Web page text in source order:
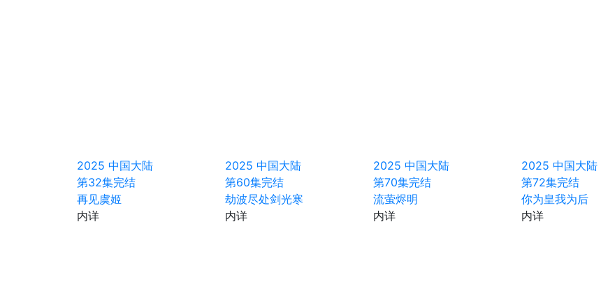
2025 中国大陆
第32集完结
再见虞姬
内详
2025 中国大陆
第60集完结
劫波尽处剑光寒
内详
2025 中国大陆
第70集完结
流萤烬明
内详
2025 中国大陆
第72集完结
你为皇我为后
内详